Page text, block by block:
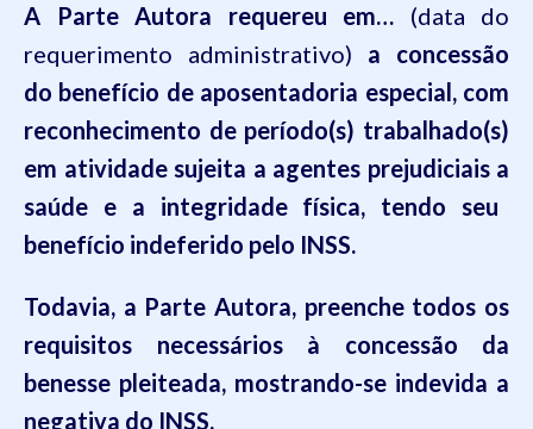
A Parte Autora requereu em… (data do
requerimento administrativo) a concessão
do benefício de aposentadoria especial, com
reconhecimento de período(s) trabalhado(s)
em atividade sujeita a agentes prejudiciais a
saúde e a integridade física, tendo seu
benefício indeferido pelo INSS.
Todavia, a Parte Autora, preenche todos os
requisitos necessários à concessão da
benesse pleiteada, mostrando-se indevida a
negativa do INSS.